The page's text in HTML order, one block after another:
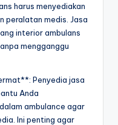
harus menyediakan
peralatan medis. Jasa
interior ambulans
mengganggu
Penyedia jasa
Anda
ambulance agar
Ini penting agar